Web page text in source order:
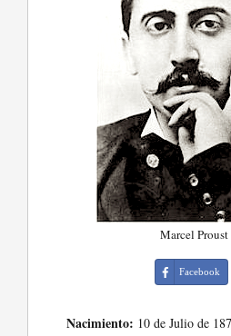
Marcel Proust
Facebook
Nacimiento: 10 de Julio de